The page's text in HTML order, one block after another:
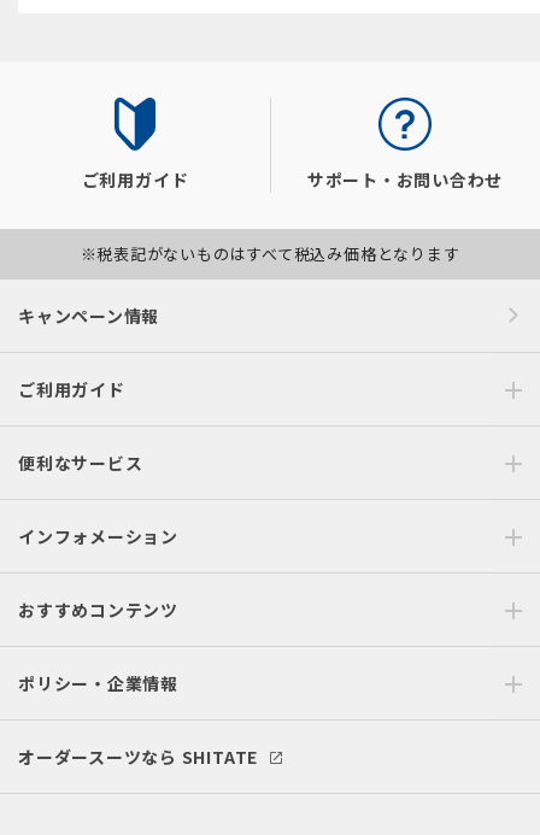
ご利用ガイド サポート・お問い合わせ
※税表記がないものはすべて税込み価格となります
キャンペーン情報
ご利用ガイド
便利なサービス
インフォメーション
おすすめコンテンツ
ポリシー・企業情報
オーダースーツなら SHITATE